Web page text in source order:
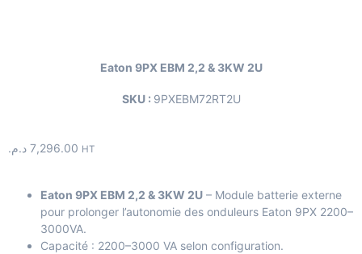
Eaton 9PX EBM 2,2 & 3KW 2U
SKU : 9PXEBM72RT2U
7,296.00 د.م. HT
Eaton 9PX EBM 2,2 & 3KW 2U – Module batterie externe
pour prolonger l’autonomie des onduleurs Eaton 9PX 2200–
3000VA.
Capacité : 2200–3000 VA selon configuration.